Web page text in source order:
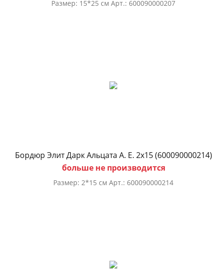
Размер: 15*25 см Арт.: 600090000207
Бордюр Элит Дарк Альцата А. Е. 2х15 (600090000214)
больше не производится
Размер: 2*15 см Арт.: 600090000214